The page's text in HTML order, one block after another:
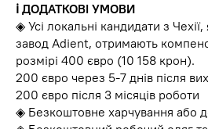
ℹ️ ДОДАТКОВІ УМОВИ
◈ Усі локальні кандидати з
завод Adient, отримають
розмірі 400 євро (10 158 крон).
200 євро через 5-7 днів після
200 євро після 3 місяців роботи
◈ Безкоштовне харчування або